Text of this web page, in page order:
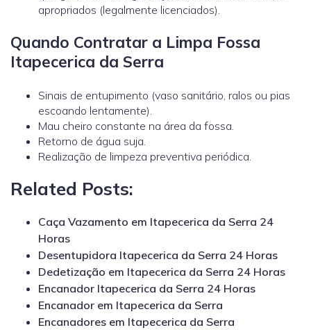
apropriados (legalmente licenciados).
Quando Contratar a Limpa Fossa
Itapecerica da Serra
Sinais de entupimento (vaso sanitário, ralos ou pias
escoando lentamente).
Mau cheiro constante na área da fossa.
Retorno de água suja.
Realização de limpeza preventiva periódica.
Related Posts:
Caça Vazamento em Itapecerica da Serra 24
Horas
Desentupidora Itapecerica da Serra 24 Horas
Dedetização em Itapecerica da Serra 24 Horas
Encanador Itapecerica da Serra 24 Horas
Encanador em Itapecerica da Serra
Encanadores em Itapecerica da Serra